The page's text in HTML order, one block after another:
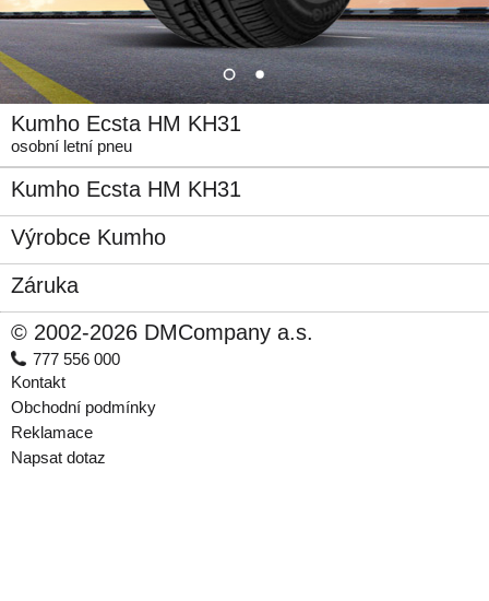
Kumho Ecsta HM KH31
osobní letní pneu
Kumho Ecsta HM KH31
Výrobce Kumho
Záruka
© 2002-2026 DMCompany a.s.
777 556 000
Kontakt
Obchodní podmínky
Reklamace
Napsat dotaz